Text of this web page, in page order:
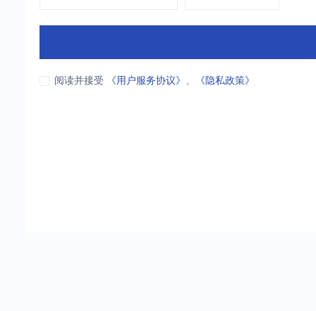
阅读并接受 《用户服务协议》 、 《隐私政策》